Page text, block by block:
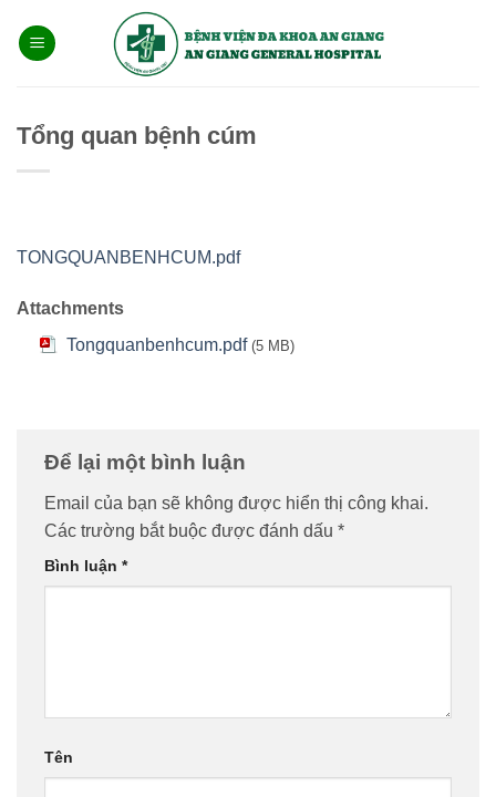
qua
Tổng quan bệnh cúm
TONGQUANBENHCUM.pdf
Attachments
Tongquanbenhcum.pdf (5 MB)
Để lại một bình luận
Email của bạn sẽ không được hiển thị công khai.
Các trường bắt buộc được đánh dấu *
Bình luận *
Tên